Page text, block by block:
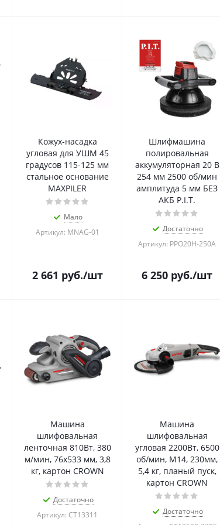
Кожух-насадка
угловая для УШМ 45
градусов 115-125 мм
стальное основание
MAXPILER
Мало
Артикул: MNAG-01
2 661 руб./шт
Шлифмашина
полировальная
аккумуляторная 20 В
254 мм 2500 об/мин
амплитуда 5 мм БЕЗ
АКБ P.I.T.
Достаточно
Артикул: PPO20H-250A
6 250 руб./шт
Машина
шлифовальная
ленточная 810Вт, 380
м/мин, 76х533 мм, 3,8
кг, картон CROWN
Достаточно
Артикул: CT13311
Машина
шлифовальная
угловая 2200Вт, 6500
об/мин, М14, 230мм,
5,4 кг, планый пуск,
картон CROWN
Достаточно